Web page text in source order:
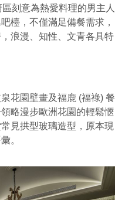
刻意為熱愛料理的男主人
檯，不僅滿足備餐需求，
浪漫、知性、文青各具特
花園壁畫及福鹿 (福祿) 餐
略漫步歐洲花園的輕鬆愜
見拱型玻璃造型，原本現
。